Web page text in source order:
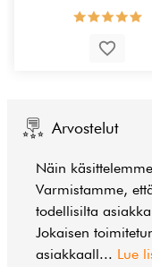
Arvostelut
Näin
Varmistamme,
todellisilta
Jokaisen
asiakkaall... Lue